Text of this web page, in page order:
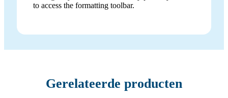
to access the formatting toolbar.
Gerelateerde producten